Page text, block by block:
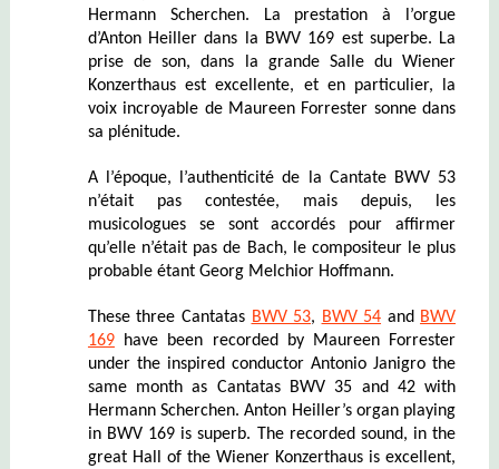
Hermann Scherchen.
La prestation à l’orgue
d’Anton Heiller dans la BWV 169 est superbe. La
prise de son, dans la grande Salle du Wiener
Konzerthaus est excellente, et en particulier, la
voix incroyable de Maureen Forrester sonne dans
sa plénitude.
A l’époque, l’authenticité de la Cantate BWV 53
n’était pas contestée, mais depuis, les
musicologues se sont accordés pour affirmer
qu’elle n’était pas de Bach, le compositeur le plus
probable étant Georg Melchior Hoffmann.
These three Cantatas BWV 53, BWV 54 and BWV
169have been recorded by Maureen Forrester
under the inspired conductor Antonio Janigro the
same month as Cantatas BWV 35 and 42 with
Hermann Scherchen.Anton Heiller’s organ playing
in BWV 169 is superb. The recorded sound, in the
great Hall of the Wiener Konzerthaus is excellent,